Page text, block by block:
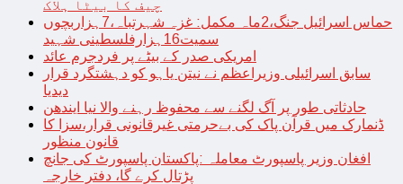
چیف کا بیٹا ہلاک
حماس اسرائیل جنگ،2ماہ مکمل: غزہ شہرتباہ،7ہزاربچوں
سمیت16ہزارفلسطینی شہید
امریکی صدر کے بیٹے پر فردجرم عائد
سابق اسرائیلی وزیراعظم نے نیتن یاہو کو دہشتگرد قرار
دیدیا
حادثاتی طور پر آگ لگنے سے محفوظ رہنے والا نیا ایندھن
ڈنمارک میں قرآن پاک کی بےحرمتی غیرقانونی قرار،سزا کا
قانون منظور
افغان وزیر پاسپورٹ معاملہ :پاکستان پاسپورٹ کی جانچ
پڑتال کرے گا، دفتر خارجہ